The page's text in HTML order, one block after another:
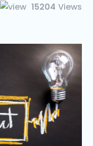
15204 Views